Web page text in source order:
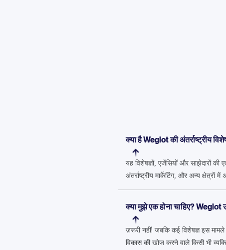
क्या है Weglot की अंतर्राष्ट्रीय
यह विशेषज्ञों, एजेंसियों और साझेदारों
अंतर्राष्ट्रीय मार्केटिंग, और अन्य क्षेत्रों
क्या मुझे एक होना चाहिए? Weglot
ज़रूरी नहीं! जबकि कई विशेषज्ञ इस
विकास की खोज करने वाले किसी भी